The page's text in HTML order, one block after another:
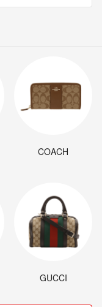
COACH
GUCCI